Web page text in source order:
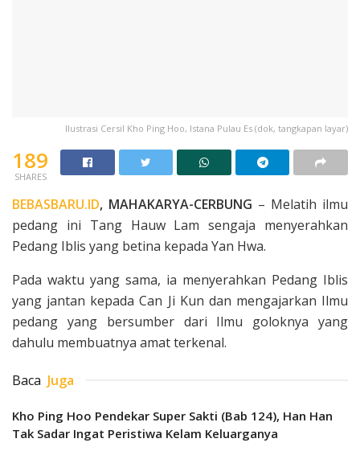
Ilustrasi Cersil Kho Ping Hoo, Istana Pulau Es (dok, tangkapan layar)
189
SHARES
BEBASBARU.ID, MAHAKARYA-CERBUNG – Melatih ilmu
pedang ini Tang Hauw Lam sengaja menyerahkan
Pedang Iblis yang betina kepada Yan Hwa.
Pada waktu yang sama, ia menye­rahkan Pedang Iblis
yang jantan kepada Can Ji Kun dan mengajarkan Ilmu
pedang yang bersumber dari Ilmu goloknya yang
dahulu membuatnya amat terkenal.
Baca Juga
Kho Ping Hoo Pendekar Super Sakti (Bab 124), Han Han
Tak Sadar Ingat Peristiwa Kelam Keluarganya